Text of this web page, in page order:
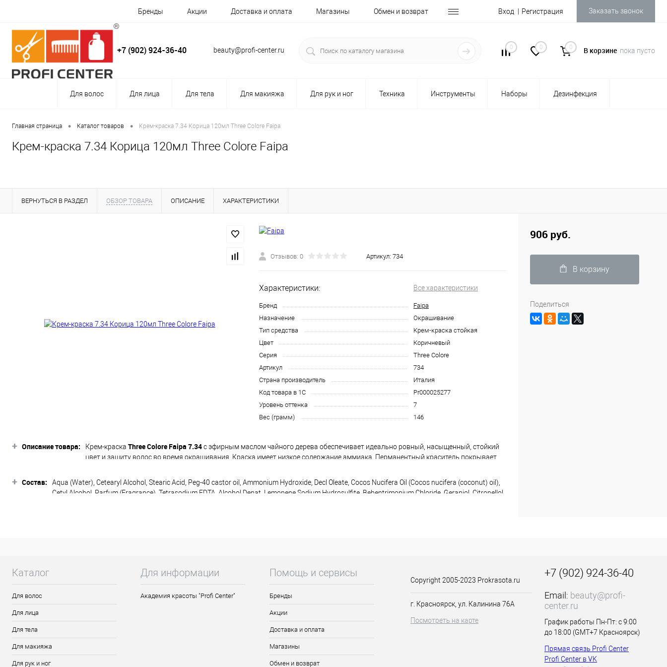
Бренды Акции Доставка и оплата Магазины Обмен и возврат Вход Регистрация Заказать звонок
+7 (902) 924-36-40 beauty@profi-center.ru 0 0 0 В корзине пока пусто
Для волос Для лица Для тела Для макияжа Для рук и ног Техника Инструменты Наборы Дезинфекция
Главная страница • Каталог товаров • Крем-краска 7.34 Корица 120мл Three Colore Faipa
Крем-краска 7.34 Корица 120мл Three Colore Faipa
ВЕРНУТЬСЯ В РАЗДЕЛ ОБЗОР ТОВАРА ОПИСАНИЕ ХАРАКТЕРИСТИКИ
Отзывов: 0 Артикул: 734
Характеристики: Все характеристики
Бренд
Faipa
Назначение
Окрашивание
Тип средства
Крем-краска стойкая
Цвет
Коричневый
Серия
Three Colore
Артикул
734
Страна производитель
Италия
Код товара в 1С
Pr000025277
Уровень оттенка
7
Вес (грамм)
146
+ Описание товара: Крем-краска Three Colore Faipa 7.34с эфирным маслом чайного дерева обеспечивает идеально ровный, насыщенный, стойкий
цвет и защиту волос во время окрашивания. Краска имеет низкое содержание аммиака. Перманентный краситель покрывает
становятся мягкими и блестящими. Удобный формат обеспечивает экономичность использования. Легко смешивается с
оксидами 3,6,9,12% THREE Colore, образуя мягкую и эффективную смесь для окрашивания. Палитра делится на серии:
Масло чайного дерева
придает волосам силу, естественный блеск и шелковистость
способствует восстановлению структуры волос.
Триэтаноламин регулятор рН , обеспечивающий эффективность всех компонентов, входящих в состав крем-краски
Особенности продукта:
Простой в использовании краситель, не имеющий интенсивных испарений аммиака
Обеспечивает исключительную стойкость цвета, 100% покрытие седины и полное закрашивание натурального волоса
Легко смывается, не окрашивает кожу
+ Состав:
Aqua (Water), Cetearyl Alcohol, Stearic Acid, Peg-40 castor oil, Ammonium Hydroxide, Decl Oleate, Cocos Nucifera Oil (Cocos nucifera (coconut) oil),
Cetyl Alcohol, Parfum (Fragrance), Tetrasodium EDTA, Alcohol Denat, Lemonene Sodium Hydrosulfite, Behentrimonium Chloride, Geraniol, Citronellol,
906 руб.
В корзину
Поделиться
Каталог
Для волос
Для лица
Для тела
Для макияжа
Для рук и ног
Для информации
Академия красоты "Profi Center"
Помощь и сервисы
Бренды
Акции
Доставка и оплата
Магазины
Обмен и возврат
Copyright 2005-2023 Prokrasota.ru
г. Красноярск, ул. Калинина 76А
Посмотреть на карте
+7 (902) 924-36-40
Email: beauty@profi-
center.ru
График работы Пн-Пт: с 9:00
до 18:00 (GMT+7 Красноярск)
Прямая связь Profi Center
Profi Center в VK